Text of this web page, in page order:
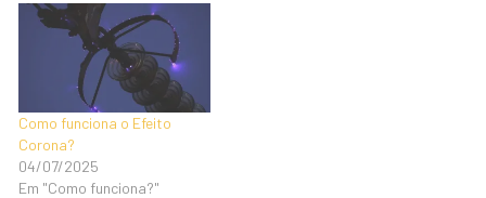
Como funciona o Efeito
Corona?
04/07/2025
Em "Como funciona?"